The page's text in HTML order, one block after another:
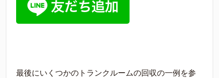
最後にいくつかのトランクルームの回収の一例を参